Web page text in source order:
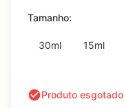
Tamanho:
30ml 15ml
Produto esgotado